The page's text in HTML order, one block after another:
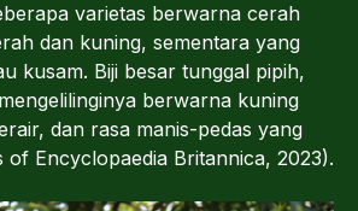
varietas berwarna cerah
dan kuning, sementara yang
kusam. Biji besar tunggal pipih,
berwarna kuning
dan rasa manis-pedas yang
of Encyclopaedia Britannica, 2023).